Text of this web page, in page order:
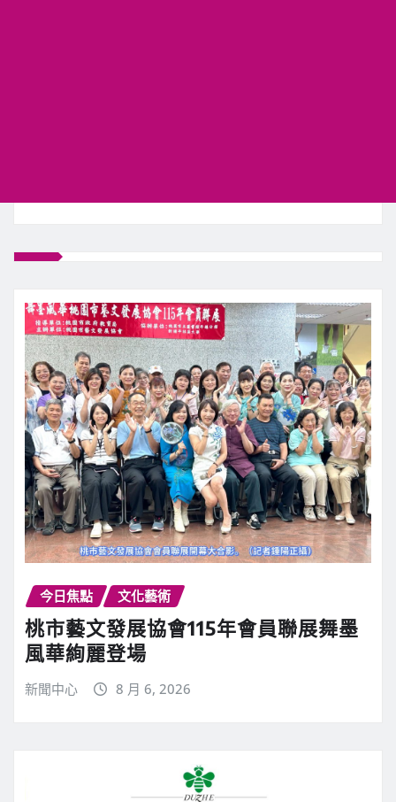
今日焦點 文化藝術
桃市藝文發展協會115年會員聯展舞墨
風華絢麗登場
新聞中心 8 月 6, 2026